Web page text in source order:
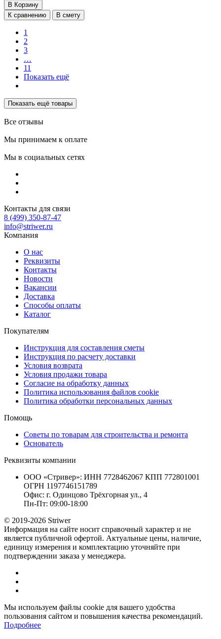
В Корзину
К сравнению
В смету
1
2
3
…
11
Показать ещё
Показать ещё товары
Все отзывы
Мы принимаем к оплате
Мы в социальных сетях
Контакты для связи
8 (499) 350-87-47
info@striwer.ru
Компания
О нас
Реквизиты
Контакты
Новости
Вакансии
Доставка
Способы оплаты
Каталог
Покупателям
Инструкция для составления сметы
Инструкция по расчету доставки
Условия возврата
Условия продажи товара
Согласие на обработку данных
Политика использования файлов cookie
Политика обработки персональных данных
Помощь
Советы по товарам для строительства и ремонта
Основатель
Реквизиты компании
ООО «Стривер»: ИНН 7728462067 КПП 772801001
ОГРН 1197746151789
Офис: г. Одинцово Трёхгорная ул., 4
Пн-Пт: 09:00-18:00
© 2019-2026 Striwer
Информация на сайте носит справочный характер и не
является публичной офертой. Актуальные цены, наличие,
единицу измерения и комплектацию уточняйте при
подтверждении заказа у менеджера.
Мы используем файлы cookie для вашего удобства
пользования сайтом и повышения качества рекомендаций.
Подробнее